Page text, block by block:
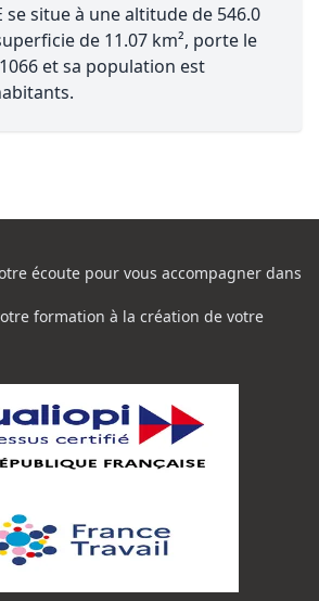
se situe à une altitude de 546.0
de 11.07 km², porte le
et sa population est
écoute pour vous accompagner dans
formation à la création de votre